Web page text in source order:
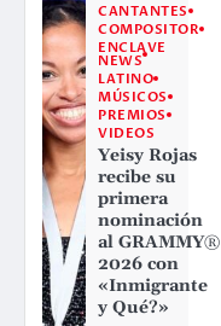
CANTANTES
COMPOSITOR
ENCLAVE
NEWS
LATINO
MÚSICOS
PREMIOS
VIDEOS
Yeisy Rojas
recibe su
primera
nominación
al GRAMMY®
2026 con
«Inmigrante
y Qué?»